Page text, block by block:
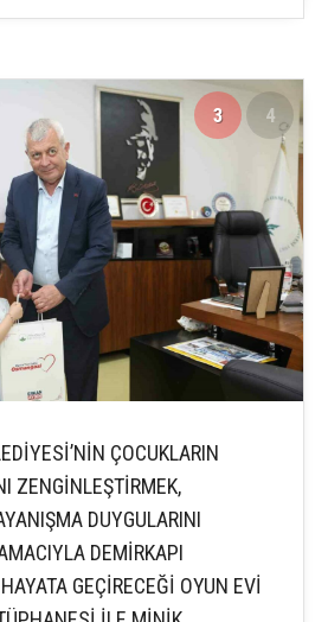
3 4
ÇOCUKLARIN
ZENGİNLEŞTİRMEK,
DUYGULARINI
DEMİRKAPI
GEÇİRECEĞİ OYUN EVİ